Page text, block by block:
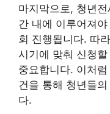
마지막으로, 청년
간 내에 이루어져
회 진행됩니다. 따
시기에 맞춰 신청
중요합니다. 이처
건을 통해 청년들
다.